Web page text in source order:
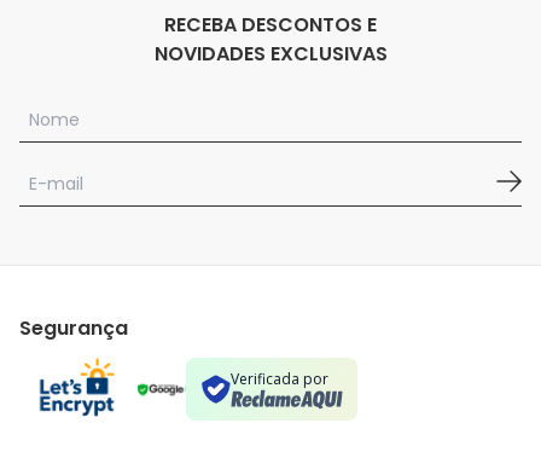
RECEBA DESCONTOS E
NOVIDADES EXCLUSIVAS
Segurança
Verificada por